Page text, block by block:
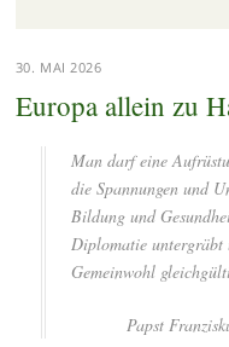
30. MAI 2026
Europa allein zu
Man darf eine
die Spannungen und
Bildung und
Diplomatie untergräbt
Gemeinwohl
Papst